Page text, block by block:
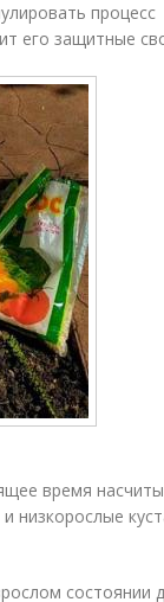
процесс
его защитные
время
низкорослые
состоянии